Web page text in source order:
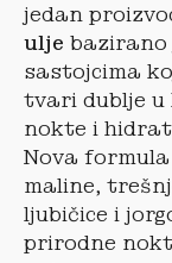
jedan
ulje bazirano
sastojcima
tvari dublje u
nokte i
Nova
maline,
ljubičice i
prirodne